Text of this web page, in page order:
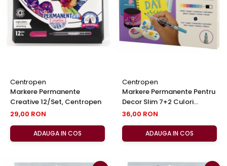
Centropen
Markere Permanente
Creative 12/set, Centropen
29,00 RON
ADAUGA IN COS
Centropen
Markere Permanente Pentru
Decor Slim 7+2 Culori
Pastel, Centropen
36,00 RON
ADAUGA IN COS